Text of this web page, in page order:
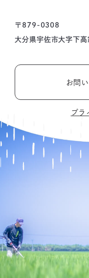
〒879-0308
大分県宇佐市大字下
お問
プラ